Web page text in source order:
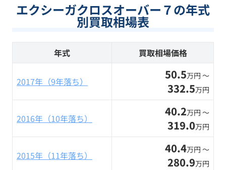
エクシーガクロスオーバー７の年式
別買取相場表
年式 買取相場価格
2017年（9年落ち） 50.5万円 〜
332.5万円
2016年（10年落ち） 40.2万円 〜
319.0万円
2015年（11年落ち） 40.4万円 〜
280.9万円